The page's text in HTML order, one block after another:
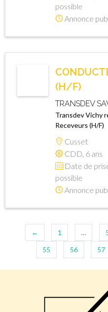
possible
Annonce
(H/F)
TRANSDEV
Transdev Vichy
Receveurs (H/F)
Cusset
CDD, 6 ans
Date de
possible
Annonce
← 1 …
55 56 57